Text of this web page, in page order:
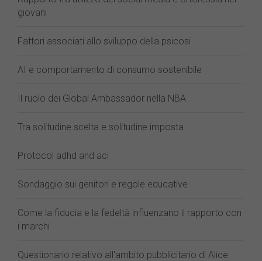
giovani
Fattori associati allo sviluppo della psicosi
AI e comportamento di consumo sostenibile
Il ruolo dei Global Ambassador nella NBA
Tra solitudine scelta e solitudine imposta
Protocol adhd and aci
Sondaggio sui genitori e regole educative
Come la fiducia e la fedeltà influenzano il rapporto con
i marchi
Questionario relativo all'ambito pubblicitario di Alice